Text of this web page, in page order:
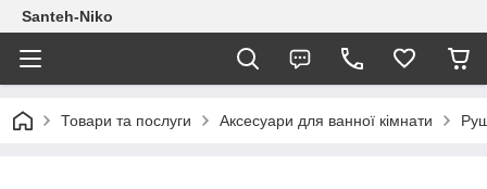
Santeh-Niko
Товари та послуги Аксесуари для ванної кімнати